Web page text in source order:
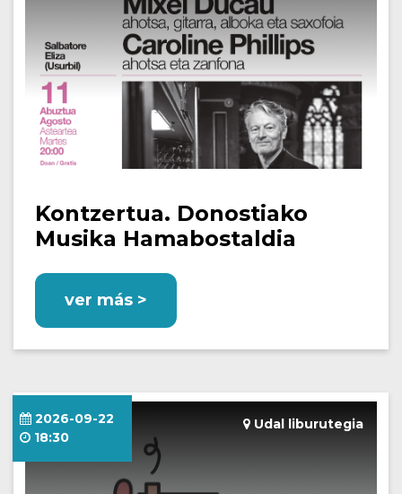
Kontzertua. Donostiako
Musika Hamabostaldia
ver más >
Udal liburutegia
2026-09-22
18:30